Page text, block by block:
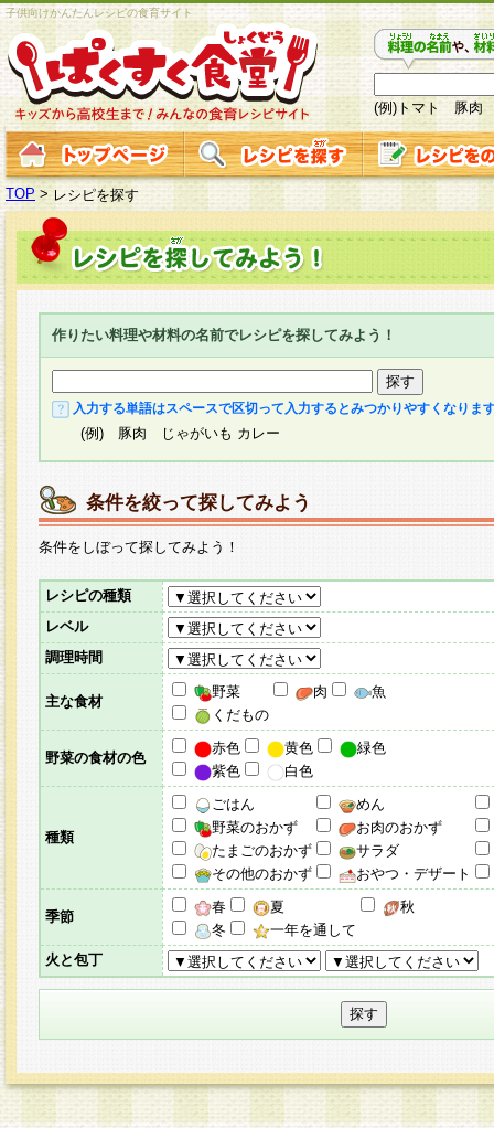
子供向けかんたんレシピの食育サイト
(例)トマト 豚肉
TOP > レシピを探す
作りたい料理や材料の名前でレシピを探してみよう！
入力する単語はスペースで区切って入力するとみつかりやすくなりま
(例) 豚肉 じゃがいも カレー
条件を絞って探してみよう
条件をしぼって探してみよう！
レシピの種類
レベル
調理時間
主な食材
野菜 肉
魚
くだもの
野菜の食材の色
赤色 黄色
緑色
紫色
白色
種類
ごはん
めん
野菜のおかず
お肉のおかず
たまごのおかず
サラダ
その他のおかず
おやつ・デザート
季節
春 夏
秋
冬
一年を通して
火と包丁